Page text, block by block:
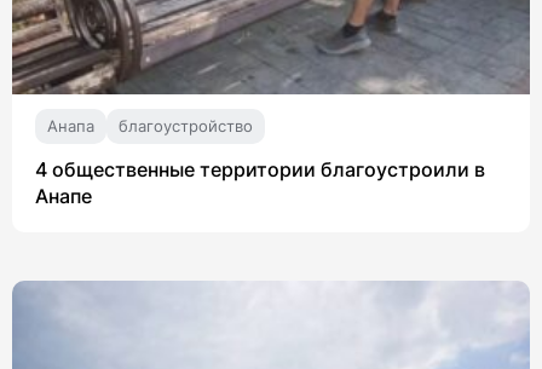
Анапа благоустройство
4 общественные территории благоустроили в
Анапе